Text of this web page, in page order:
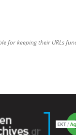
for keeping their URLs